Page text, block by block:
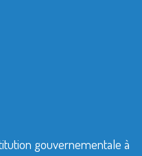
gouvernementale à